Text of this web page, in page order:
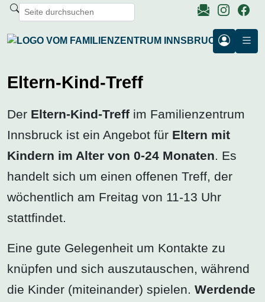
Eltern-Kind-Treff
Der Eltern-Kind-Treff im Familienzentrum
Innsbruck ist ein Angebot für Eltern mit
Kindern im Alter von 0-24 Monaten. Es
handelt sich um einen offenen Treff, der
wöchentlich am Freitag von 11-13 Uhr
stattfindet.
Eine gute Gelegenheit um Kontakte zu
knüpfen und sich auszutauschen, während
die Kinder (miteinander) spielen. Werdende